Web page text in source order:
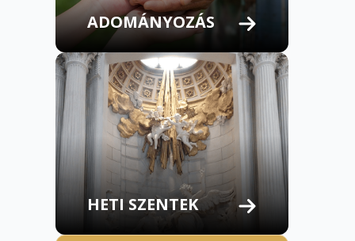
ADOMÁNYOZÁS
HETI SZENTEK